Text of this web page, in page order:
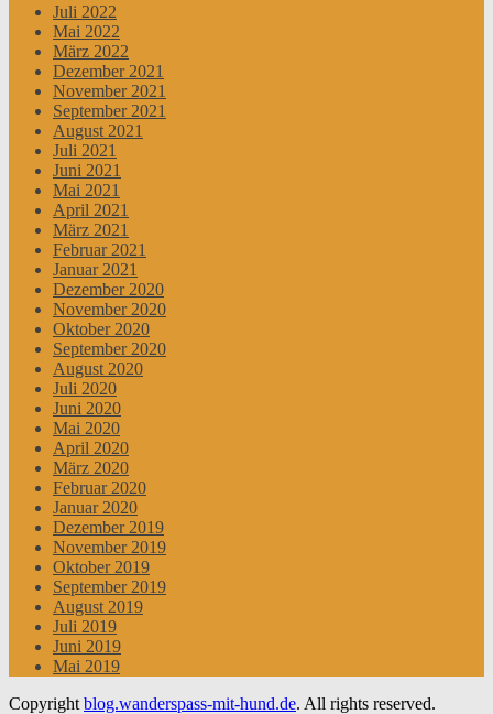
Juli 2022
Mai 2022
März 2022
Dezember 2021
November 2021
September 2021
August 2021
Juli 2021
Juni 2021
Mai 2021
April 2021
März 2021
Februar 2021
Januar 2021
Dezember 2020
November 2020
Oktober 2020
September 2020
August 2020
Juli 2020
Juni 2020
Mai 2020
April 2020
März 2020
Februar 2020
Januar 2020
Dezember 2019
November 2019
Oktober 2019
September 2019
August 2019
Juli 2019
Juni 2019
Mai 2019
Copyright blog.wanderspass-mit-hund.de. All rights reserved.